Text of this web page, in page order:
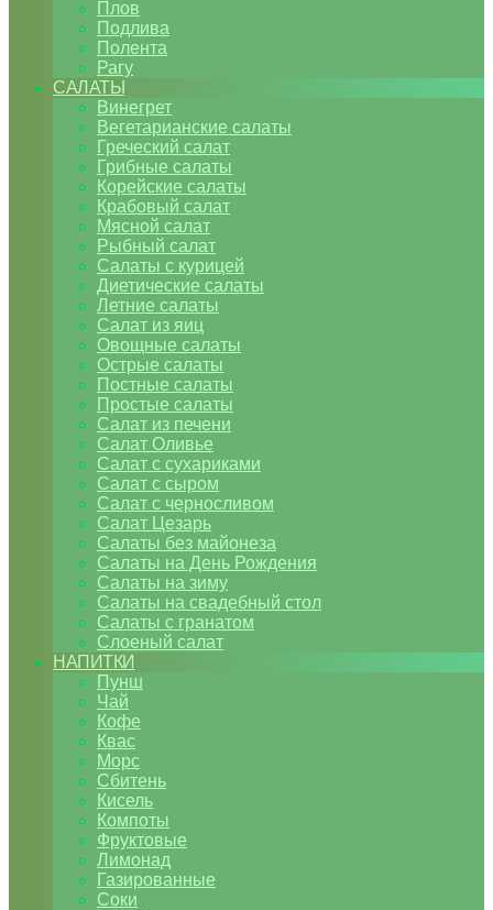
Плов
Подлива
Полента
Рагу
САЛАТЫ
Винегрет
Вегетарианские салаты
Греческий салат
Грибные салаты
Корейские салаты
Крабовый салат
Мясной салат
Рыбный салат
Салаты с курицей
Диетические салаты
Летние салаты
Салат из яиц
Овощные салаты
Острые салаты
Постные салаты
Простые салаты
Салат из печени
Салат Оливье
Салат с сухариками
Салат с сыром
Салат с черносливом
Салат Цезарь
Салаты без майонеза
Салаты на День Рождения
Салаты на зиму
Салаты на свадебный стол
Салаты с гранатом
Слоеный салат
НАПИТКИ
Пунш
Чай
Кофе
Квас
Морс
Сбитень
Кисель
Компоты
Фруктовые
Лимонад
Газированные
Соки